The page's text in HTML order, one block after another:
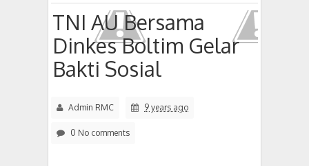
Gelar Seminar Budaya, Masyarakat Siap Tentukan
TNI AU Bersama
Dinkes Boltim Gelar
Bakti Sosial
Admin RMC 9 years ago
0 No comments